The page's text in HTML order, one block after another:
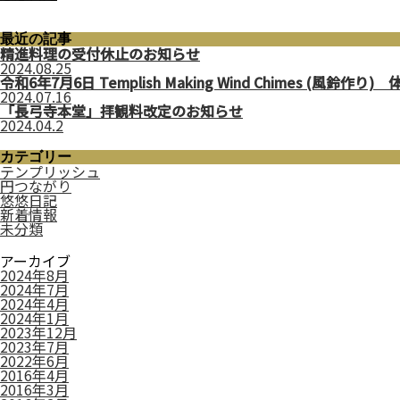
最近の記事
精進料理の受付休止のお知らせ
2024.08.25
令和6年7月6日 Templish Making Wind Chimes (風鈴作り)
2024.07.16
「長弓寺本堂」拝観料改定のお知らせ
2024.04.2
カテゴリー
テンプリッシュ
円つながり
悠悠日記
新着情報
未分類
アーカイブ
2024年8月
2024年7月
2024年4月
2024年1月
2023年12月
2023年7月
2022年6月
2016年4月
2016年3月